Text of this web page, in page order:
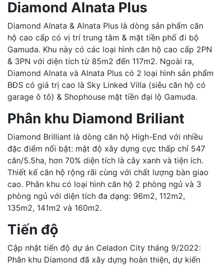
Diamond Alnata Plus
Diamond Alnata & Alnata Plus là dòng sản phẩm căn
hộ cao cấp có vị trí trung tâm & mặt tiền phố đi bộ
Gamuda. Khu này có các loại hình căn hộ cao cấp 2PN
& 3PN với diện tích từ 85m2 đến 117m2. Ngoài ra,
Diamond Alnata và Alnata Plus có 2 loại hình sản phẩm
BĐS có giá trị cao là Sky Linked Villa (siêu căn hộ có
garage ô tô) & Shophouse mặt tiền đại lộ Gamuda.
Phân khu Diamond Briliant
Diamond Brilliant là dòng căn hộ High-End với nhiều
đặc điểm nổi bật: mật độ xây dựng cực thấp chỉ 547
căn/5.5ha, hơn 70% diện tích là cây xanh và tiện ích.
Thiết kế căn hộ rộng rãi cùng với chất lượng bàn giao
cao. Phân khu có loại hình căn hộ 2 phòng ngủ và 3
phòng ngủ với diện tích đa dạng: 96m2, 112m2,
135m2, 141m2 và 160m2.
Tiến độ
Cập nhật tiến độ dự án Celadon City tháng 9/2022:
Phân khu Diamond đã xây dựng hoàn thiện, dự kiến